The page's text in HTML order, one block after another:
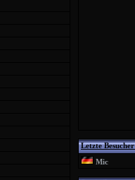
Letzte Besucher
Mic